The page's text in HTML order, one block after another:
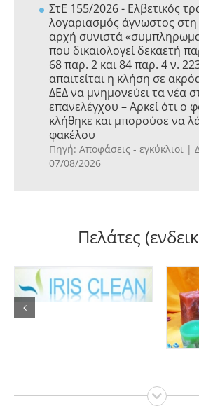
ΣτΕ 155/2026 - Ελβετικός
λογαριασμός άγνωστος
αρχή συνιστά
που δικαιολογεί δεκαετή
68 παρ. 2 και 84 παρ. 4 ν.
απαιτείται η κλήση σε
ΔΕΔ να μνημονεύει τα νέα
επανελέγχου – Αρκεί ότι ο
κλήθηκε και μπορούσε να
φακέλου
Πηγή: Αποφάσεις - εγκύκλιοι
07/08/2026
Πελάτες